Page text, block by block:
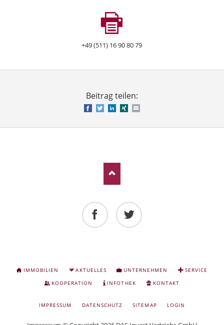
+49 (511) 16 90 80 79
Beitrag teilen:
FacebookTwitterLinkedIn
Xing
NAVIGATION
ÜBERSPRINGEN
IMMOBILIEN AKTUELLES UNTERNEHMEN
SERVICE
KOOPERATION
INFOTHEK KONTAKT
IMPRESSUM DATENSCHUTZ SITEMAP LOGIN